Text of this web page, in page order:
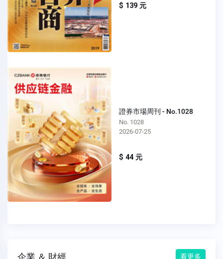
$ 139 元
證券市場周刊 - No.1028
No. 1028
2026-07-25
$ 44 元
企業 ＆ 財經 看更多